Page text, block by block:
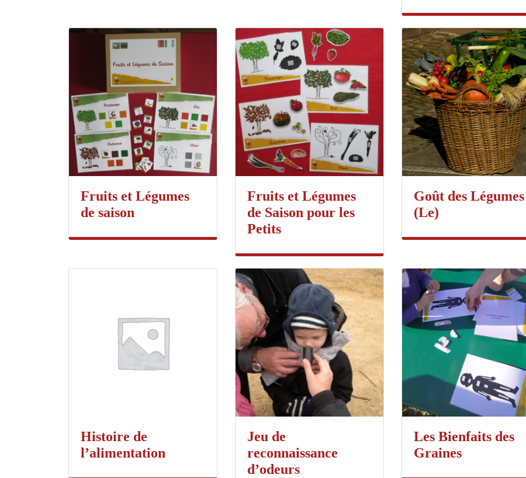
Fruits et Légumes
de saison
Fruits et Légumes
de Saison pour les
Petits
Goût des Légumes
(Le)
Histoire de
l’alimentation
Jeu de
reconnaissance
d’odeurs
Les Bienfaits des
Graines